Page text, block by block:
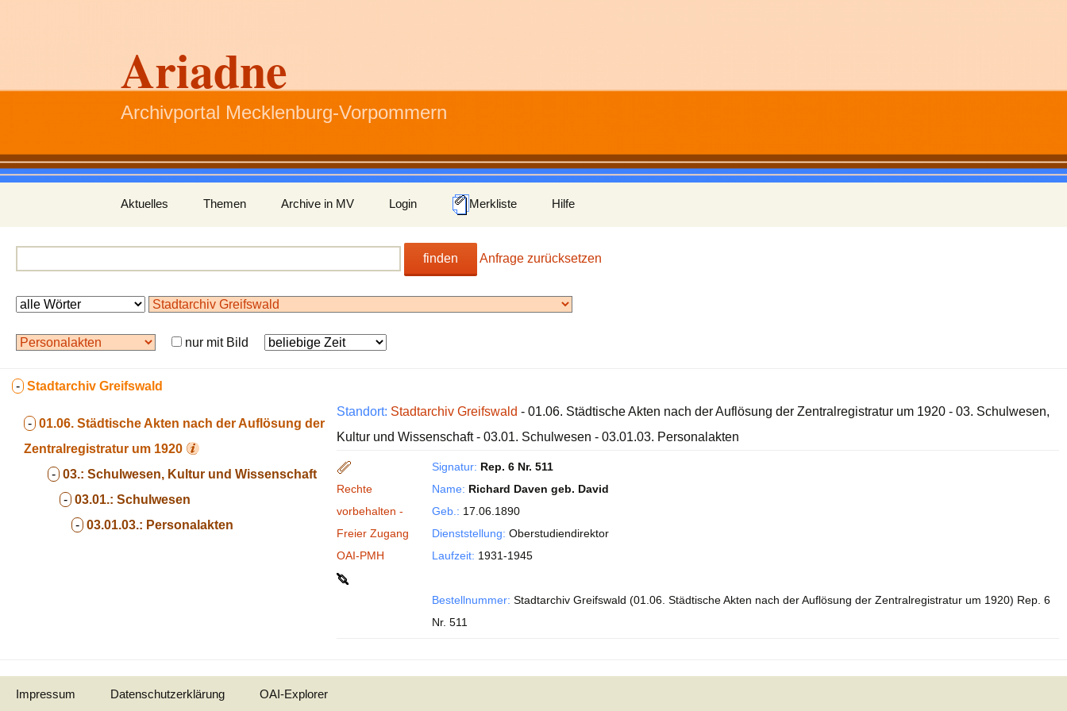
Ariadne
Archivportal Mecklenburg-Vorpommern
Inhalt
springen
Aktuelles Themen Archive in MV Login Merkliste Hilfe
finden Anfrage zurücksetzen
nur mit Bild
- Stadtarchiv Greifswald
- 01.06. Städtische Akten nach der Auflösung der
Zentralregistratur um 1920
- 03.: Schulwesen, Kultur und Wissenschaft
- 03.01.: Schulwesen
- 03.01.03.: Personalakten
Standort: Stadtarchiv Greifswald - 01.06. Städtische Akten nach der Auflösung der Zentralregistratur um 1920 - 03. Schulwesen,
Kultur und Wissenschaft - 03.01. Schulwesen - 03.01.03. Personalakten
Rechte
vorbehalten -
Freier Zugang
OAI-PMH
Signatur: Rep. 6 Nr. 511
Name: Richard Daven geb. David
Geb.: 17.06.1890
Dienststellung: Oberstudiendirektor
Laufzeit: 1931-1945
Bestellnummer: Stadtarchiv Greifswald (01.06. Städtische Akten nach der Auflösung der Zentralregistratur um 1920) Rep. 6
Nr. 511
Impressum Datenschutzerklärung OAI-Explorer